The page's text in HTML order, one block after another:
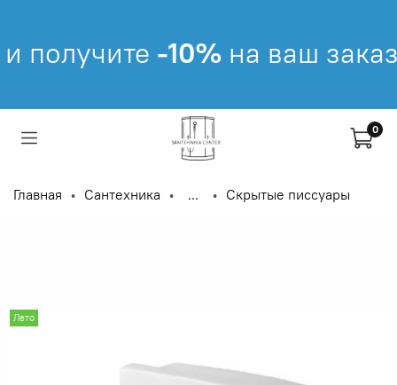
получите-10%на ваш заказ
0
Главная Сантехника ... Скрытые писсуары
Лето